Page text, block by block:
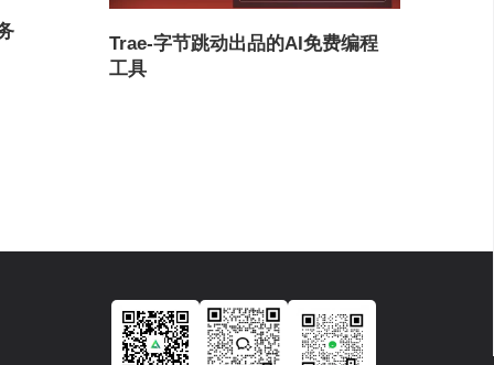
Trae-字节跳动出品的AI免费编程
工具